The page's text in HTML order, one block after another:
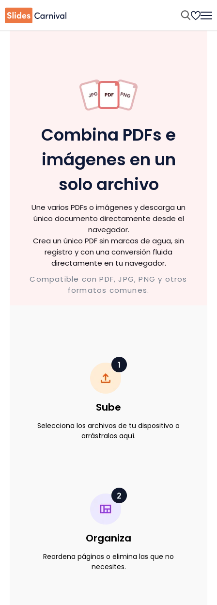
Combina PDFs e
imágenes en un
solo archivo
Une varios PDFs o imágenes y descarga un
único documento directamente desde el
navegador.
Crea un único PDF sin marcas de agua, sin
registro y con una conversión fluida
directamente en tu navegador.
Compatible con PDF, JPG, PNG y otros
formatos comunes.
Sube
Selecciona los archivos de tu dispositivo o
arrástralos aquí.
Organiza
Reordena páginas o elimina las que no
necesites.